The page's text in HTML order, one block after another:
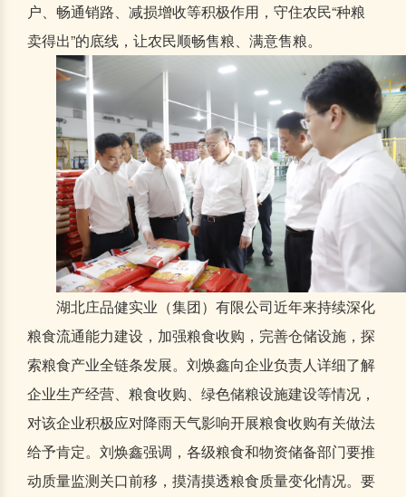
户、畅通销路、减损增收等积极作用，守住农民“种粮
卖得出”的底线，让农民顺畅售粮、满意售粮。
湖北庄品健实业（集团）有限公司近年来持续深化
粮食流通能力建设，加强粮食收购，完善仓储设施，探
索粮食产业全链条发展。刘焕鑫向企业负责人详细了解
企业生产经营、粮食收购、绿色储粮设施建设等情况，
对该企业积极应对降雨天气影响开展粮食收购有关做法
给予肯定。刘焕鑫强调，各级粮食和物资储备部门要推
动质量监测关口前移，摸清摸透粮食质量变化情况。要